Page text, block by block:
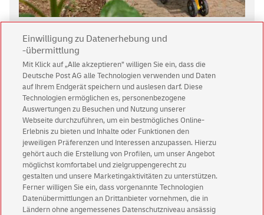
Gemeinsam einen Beitrag
leisten
Reduzieren Sie CO2e-Emissionen bei Transport und
Zustellung - mit unserem Service GoGreen Plus.
Jetzt informieren
Einwilligung zu Datenerhebung und
-übermittlung
Mit Klick auf „Alle akzeptieren” willigen Sie ein, dass die
Deutsche Post AG alle Technologien verwenden und Daten
auf Ihrem Endgerät speichern und auslesen darf. Diese
Technologien ermöglichen es, personenbezogene
Auswertungen zu Besuchen und Nutzung unserer
Webseite durchzuführen, um ein bestmögliches Online-
Erlebnis zu bieten und Inhalte oder Funktionen den
jeweiligen Präferenzen und Interessen anzupassen. Hierzu
gehört auch die Erstellung von Profilen, um unser Angebot
möglichst komfortabel und zielgruppengerecht zu
gestalten und unsere Marketingaktivitäten zu unterstützen.
Ferner willigen Sie ein, dass vorgenannte Technologien
Datenübermittlungen an Drittanbieter vornehmen, die in
Ländern ohne angemessenes Datenschutzniveau ansässig